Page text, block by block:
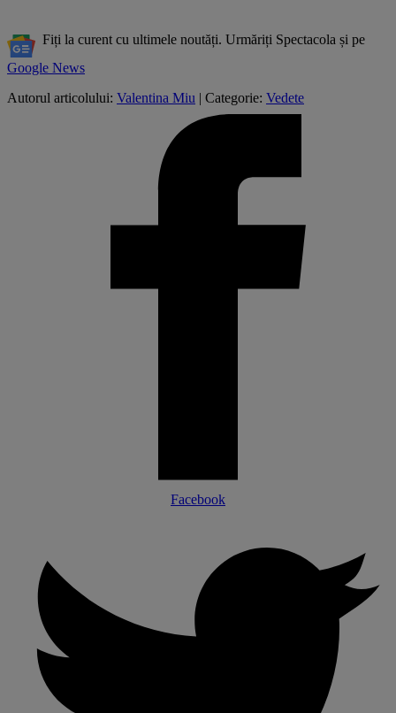
Fiți la curent cu ultimele noutăți. Urmăriți Spectacola și pe
Google News
Autorul articolului: Valentina Miu | Categorie: Vedete
Facebook